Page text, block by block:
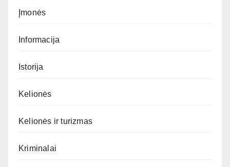
Įmonės
Informacija
Istorija
Kelionės
Kelionės ir turizmas
Kriminalai